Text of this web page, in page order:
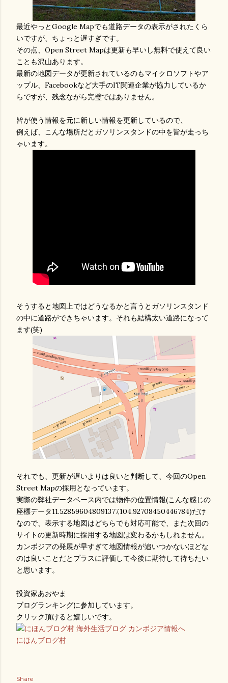
最近やっとGoogle Mapでも道路データの表示がされたくら
いですが、ちょっと遅すぎです。
その点、Open Street Mapは更新も早いし無料で使えて良い
ことも沢山あります。
最新の地図データが更新されているのもマイクロソフトやア
ップル、Facebookなど大手のIT関連企業が協力しているか
らですが、残念ながら完璧ではありません。
皆が使う情報を元に新しい情報を更新しているので、
例えば、こんな場所だとガソリンスタンドの中を皆が走っち
ゃいます。
そうすると地図上ではどうなるかと言うとガソリンスタンド
の中に道路ができちゃいます。それも結構太い道路になって
ます(笑)
それでも、更新が遅いよりは良いと判断して、今回のOpen
Street Mapの採用となっています。
実際の弊社データベース内では物件の位置情報(こんな感じの
座標データ11.528596048091377,104.92708450446784)だけ
なので、表示する地図はどちらでも対応可能で、また次回の
サイトの更新時期に採用する地図は変わるかもしれません。
カンボジアの発展が早すぎて地図情報が追いつかないほどな
のは良いことだとプラスに評価して今後に期待して待ちたい
と思います。
投資家あおやま
ブログランキングに参加しています。
クリック頂けると嬉しいです。
にほんブログ村
Share